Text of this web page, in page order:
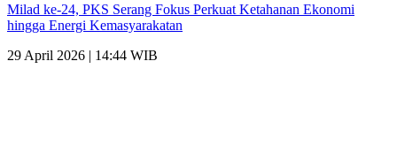
Milad ke-24, PKS Serang Fokus Perkuat Ketahanan Ekonomi
hingga Energi Kemasyarakatan
29 April 2026 | 14:44 WIB